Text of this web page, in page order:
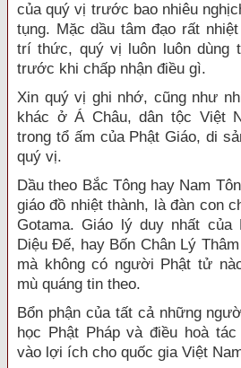
của quý vị trước bao nhiêu
tụng. Mặc dầu tâm đạo rất
trí thức, quý vị luôn luôn dùng
trước khi chấp nhận điều gì.
Xin quý vị ghi nhớ, cũng như
khác ở Á Châu, dân tộc Việt
trong tổ ấm của Phật Giáo, di
quý vị.
Dầu theo Bắc Tông hay Nam
giáo đồ nhiệt thành, là đàn con
Gotama. Giáo lý duy nhất
Diệu Đế, hay Bốn Chân Lý
mà không có người Phật tử
mù quáng tin theo.
Bổn phận của tất cả những
học Phật Pháp và điều hoà
vào lợi ích cho quốc gia Việt